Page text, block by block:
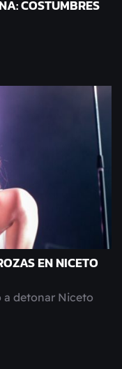
COSTUMBRES
EN NICETO
a detonar Niceto